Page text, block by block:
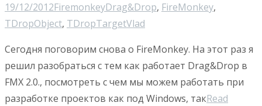
19/12/2012FiremonkeyDrag&Drop, FireMonkey,
TDropObject, TDropTargetVlad
Сегодня поговорим снова о FireMonkey. На этот раз я
решил разобраться с тем как работает Drag&Drop в
FMX 2.0., посмотреть с чем мы можем работать при
разработке проектов как под Windows, такRead